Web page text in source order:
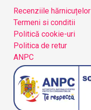
Recenziile hărnicuțelor
Termeni si conditii
Politică cookie-uri
Politica de retur
ANPC